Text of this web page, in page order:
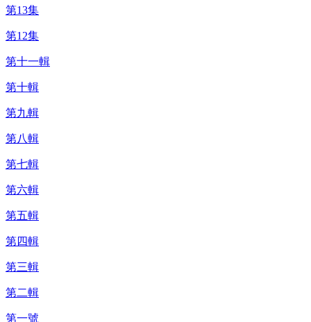
第13集
第12集
第十一輯
第十輯
第九輯
第八輯
第七輯
第六輯
第五輯
第四輯
第三輯
第二輯
第一號